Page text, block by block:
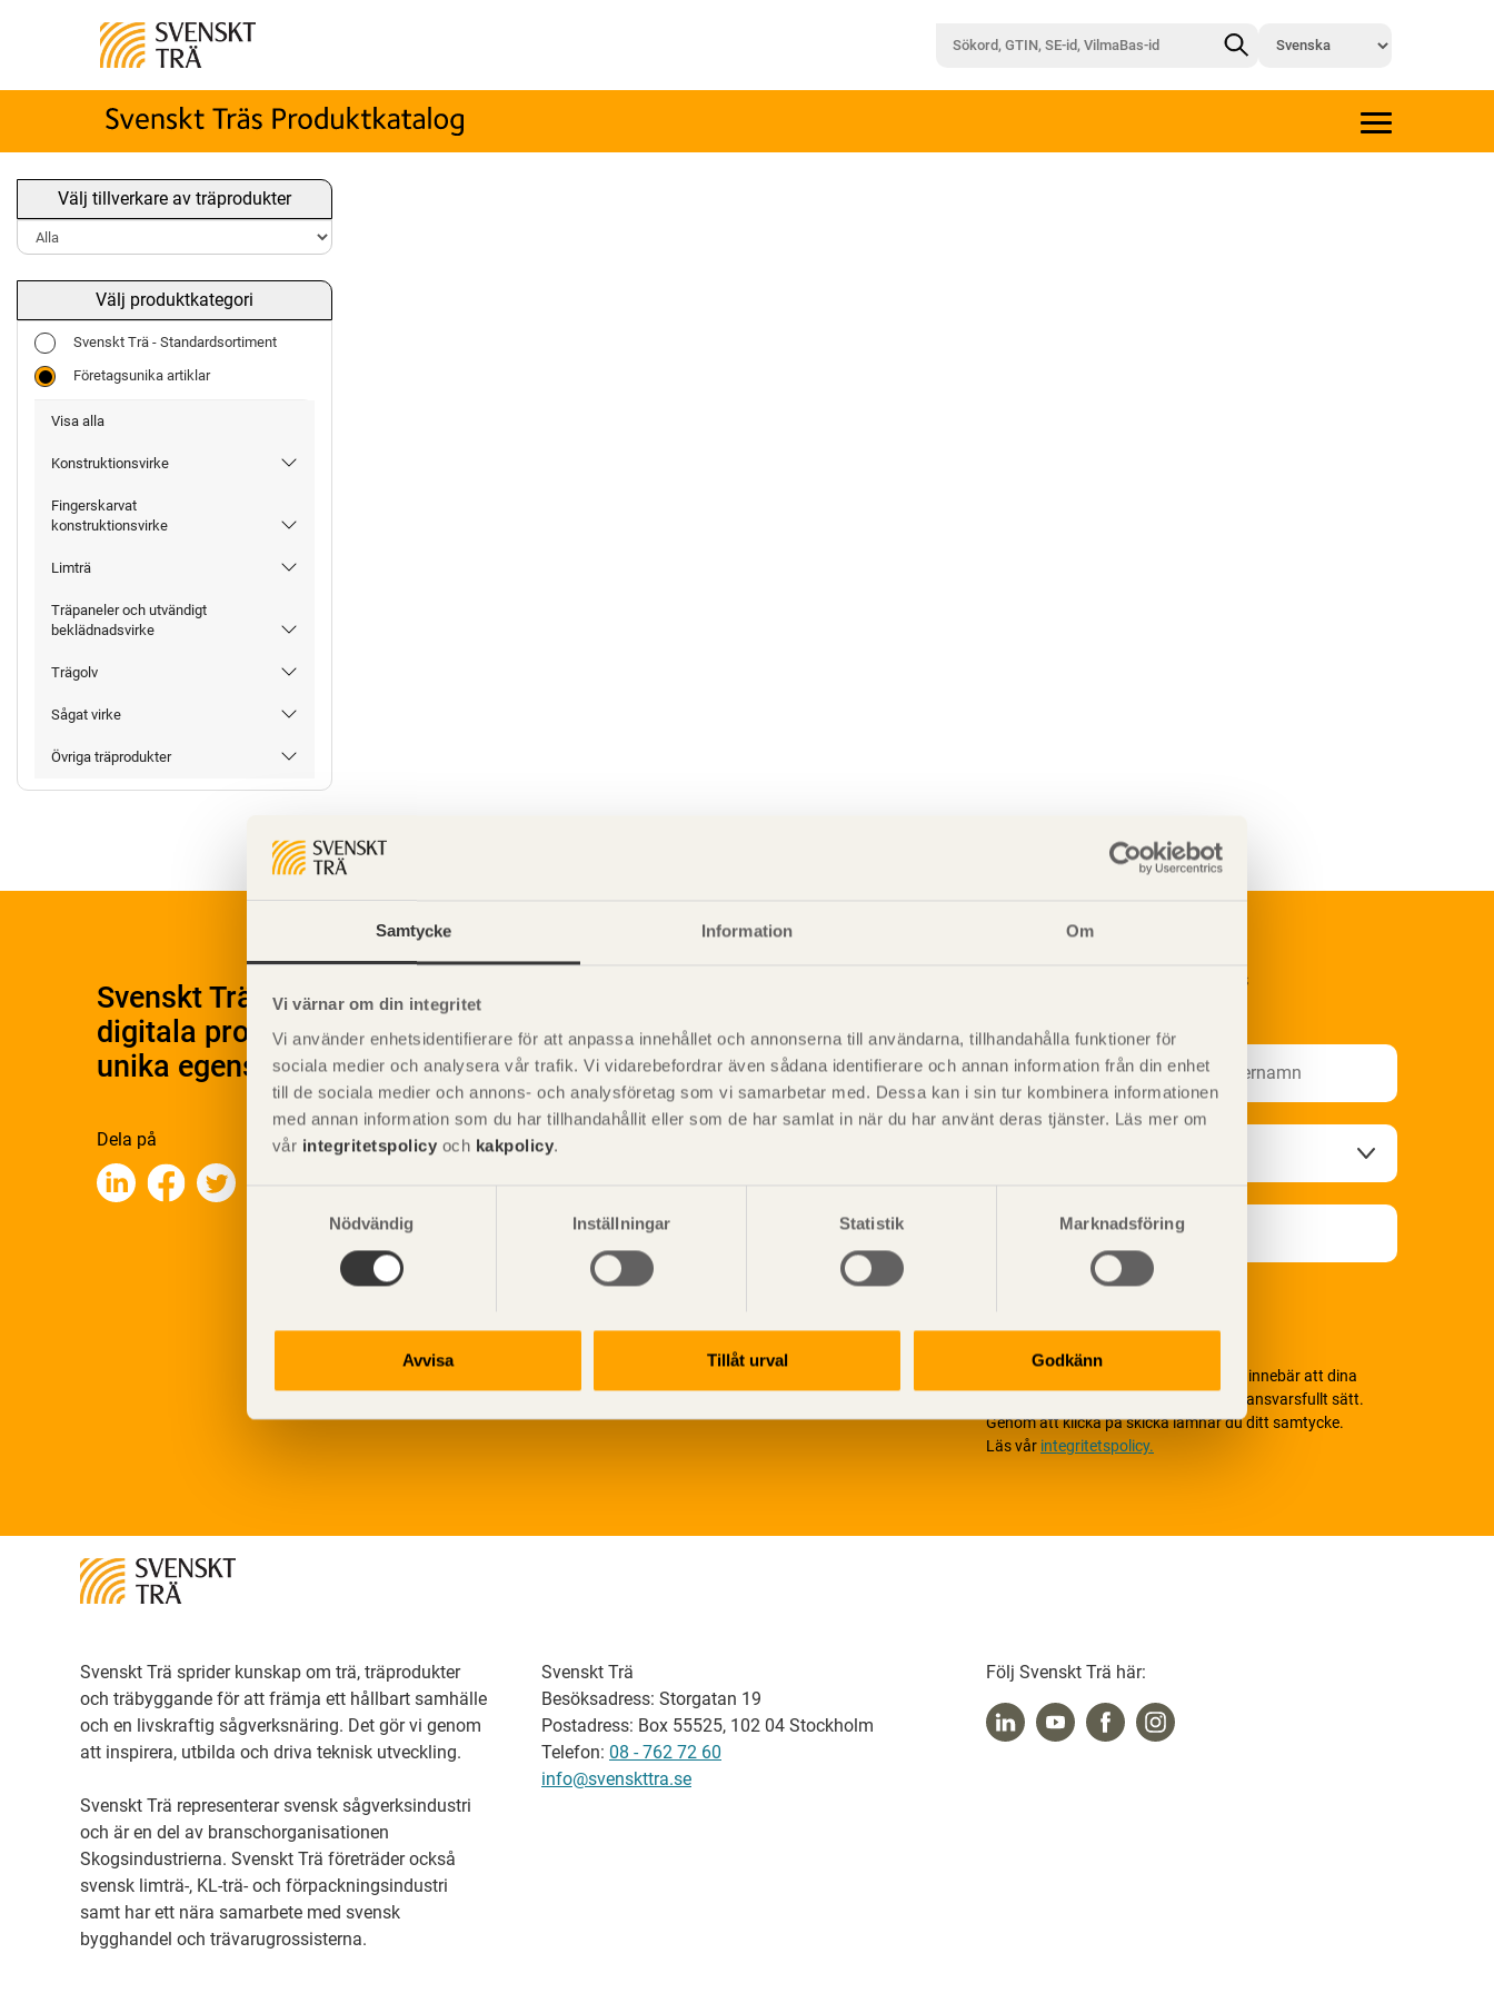
Samtycke Information Om
Vi värnar om din integritet
Vi använder enhetsidentifierare för att anpassa innehållet och annonserna till användarna, tillhandahålla funktioner för
sociala medier och analysera vår trafik. Vi vidarebefordrar även sådana identifierare och annan information från din enhet
till de sociala medier och annons- och analysföretag som vi samarbetar med. Dessa kan i sin tur kombinera informationen
med annan information som du har tillhandahållit eller som de har samlat in när du har använt deras tjänster. Läs mer om
vår integritetspolicy och kakpolicy.
Nödvändig
Inställningar Statistik Marknadsföring
Avvisa Tillåt urval Godkänn
Välj tillverkare av träprodukter
Välj produktkategori
Svenskt Trä - Standardsortiment
Företagsunika artiklar
Visa alla
Konstruktionsvirke
Fingerskarvat
konstruktionsvirke
Limträ
Träpaneler och utvändigt
beklädnadsvirke
Trägolv
Sågat virke
Övriga träprodukter
Svenskt Träs Produktkatalog är svensk sågverksnärings
digitala produktkatalog för att beskriva träprodukter och deras
unika egenskaper.
Dela på
Prenumerera på Svenskt Träs
Vi värnar om personlig integritet vilket innebär att dina
personuppgifter alltid hanteras på ett ansvarsfullt sätt.
Genom att klicka på skicka lämnar du ditt samtycke.
Läs vår integritetspolicy.
Svenskt Trä sprider kunskap om trä, träprodukter
och träbyggande för att främja ett hållbart samhälle
och en livskraftig sågverksnäring. Det gör vi genom
att inspirera, utbilda och driva teknisk utveckling.
Svenskt Trä representerar svensk sågverksindustri
och är en del av branschorganisationen
Skogsindustrierna. Svenskt Trä företräder också
svensk limträ-, KL-trä- och förpackningsindustri
samt har ett nära samarbete med svensk
bygghandel och trävarugrossisterna.
Svenskt Trä
Besöksadress: Storgatan 19
Postadress: Box 55525, 102 04 Stockholm
Telefon: 08 - 762 72 60
info@svenskttra.se
Följ Svenskt Trä här: